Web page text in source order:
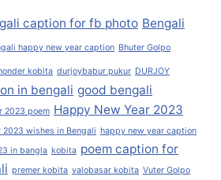
caption for fb photo Bengali
happy new year caption Bhuter Golpo
kobita durjoybabur pukur DURJOY
in bengali good bengali
2023 poem Happy New Year 2023
2023 wishes in Bengali happy new year caption
in bangla kobita poem caption for
premer kobita valobasar kobita Vuter Golpo